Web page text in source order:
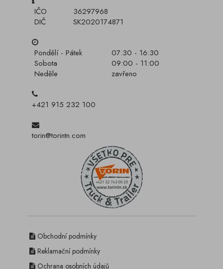
IČO
36297968
DIČ
SK2020174871
Pondělí - Pátek
07:30 - 16:30
Sobota
09:00 - 11:00
Neděle
zavřeno
+421 915 232 100
torin@torintn.com
Obchodní podmínky
Reklamační podmínky
Ochrana osobních údajů